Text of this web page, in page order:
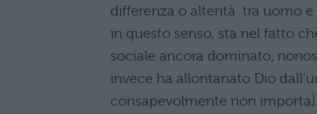
differenza o alterità tra uomo
in questo senso, sta nel fatto
sociale ancora dominato,
invece ha allontanato Dio
consapevolmente non